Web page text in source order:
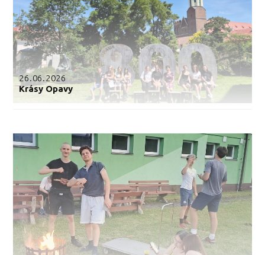
26.06.2026
Krásy Opavy